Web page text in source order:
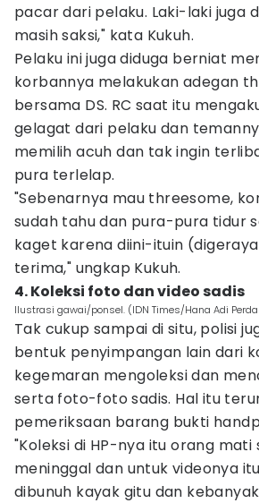
pacar dari pelaku. Laki-laki juga
masih saksi," kata Kukuh.
Pelaku ini juga diduga berniat
korbannya melakukan adegan
bersama DS. RC saat itu
gelagat dari pelaku dan
memilih acuh dan tak ingin
pura terlelap.
"Sebenarnya mau threesome,
sudah tahu dan pura-pura tidur
kaget karena diini-ituin
terima," ungkap Kukuh.
4. Koleksi foto dan video sadis
Ilustrasi gawai/ponsel. (IDN Times/Hana Adi
Tak cukup sampai di situ, polisi
bentuk penyimpangan lain dari
kegemaran mengoleksi dan
serta foto-foto sadis. Hal itu
pemeriksaan barang bukti
"Koleksi di HP-nya itu orang mati
meninggal dan untuk videonya
dibunuh kayak gitu dan